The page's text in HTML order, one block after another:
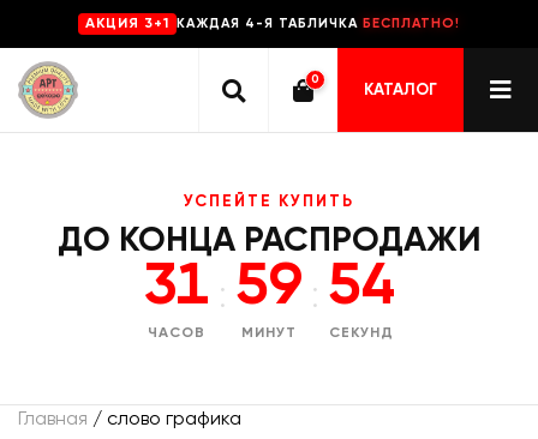
AKЦИЯ 3+1 КАЖДАЯ 4-Я ТАБЛИЧКА БЕСПЛАТНО!
0
КАТАЛОГ
УСПЕЙТЕ КУПИТЬ
ДО КОНЦА РАСПРОДАЖИ
31
ЧАСОВ
: 59
МИНУТ
: 54
СЕКУНД
Главная / слово графика